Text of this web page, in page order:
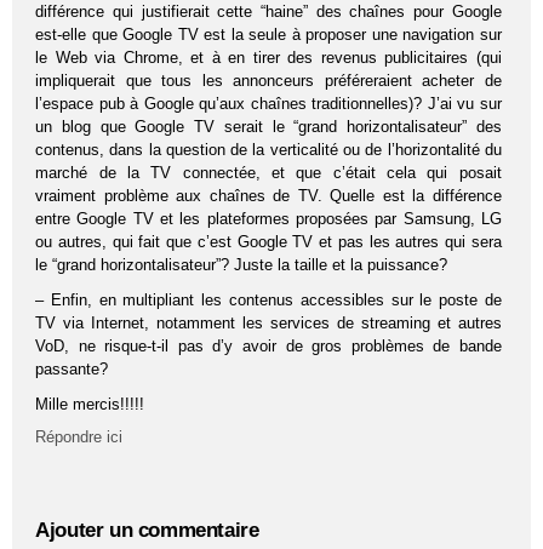
différence qui justifierait cette “haine” des chaînes pour Google
est-elle que Google TV est la seule à proposer une navigation sur
le Web via Chrome, et à en tirer des revenus publicitaires (qui
impliquerait que tous les annonceurs préféreraient acheter de
l’espace pub à Google qu’aux chaînes traditionnelles)? J’ai vu sur
un blog que Google TV serait le “grand horizontalisateur” des
contenus, dans la question de la verticalité ou de l’horizontalité du
marché de la TV connectée, et que c’était cela qui posait
vraiment problème aux chaînes de TV. Quelle est la différence
entre Google TV et les plateformes proposées par Samsung, LG
ou autres, qui fait que c’est Google TV et pas les autres qui sera
le “grand horizontalisateur”? Juste la taille et la puissance?
– Enfin, en multipliant les contenus accessibles sur le poste de
TV via Internet, notamment les services de streaming et autres
VoD, ne risque-t-il pas d’y avoir de gros problèmes de bande
passante?
Mille mercis!!!!!
Répondre ici
Ajouter un commentaire